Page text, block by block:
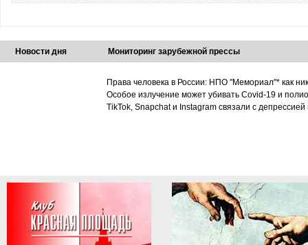
Новости дня Мониторинг зарубежной прессы
Права человека в России: НПО "Мемориал"* как
Особое излучение может убивать Covid-19 и
TikTok, Snapchat и Instagram связали с